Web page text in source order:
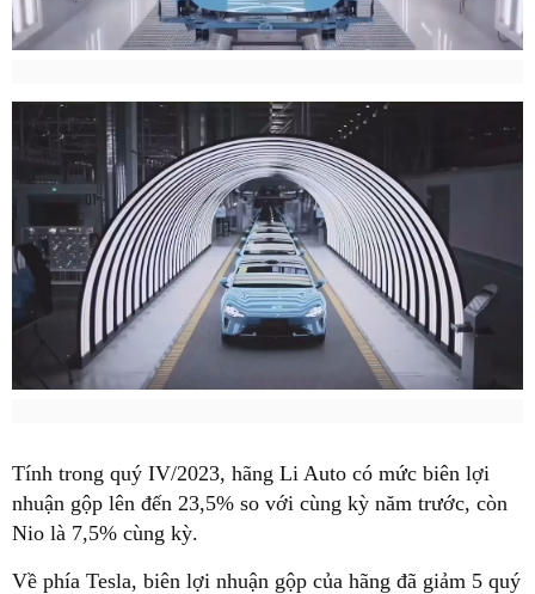
Tính trong quý IV/2023, hãng Li Auto có mức biên lợi
nhuận gộp lên đến 23,5% so với cùng kỳ năm trước, còn
Nio là 7,5% cùng kỳ.
Về phía Tesla, biên lợi nhuận gộp của hãng đã giảm 5 quý